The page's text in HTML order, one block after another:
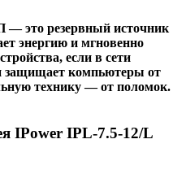
это резервный источник
энергию и мгновенно
если в сети
защищает компьютеры от
технику — от поломок.
IPower IPL-7.5-12/L